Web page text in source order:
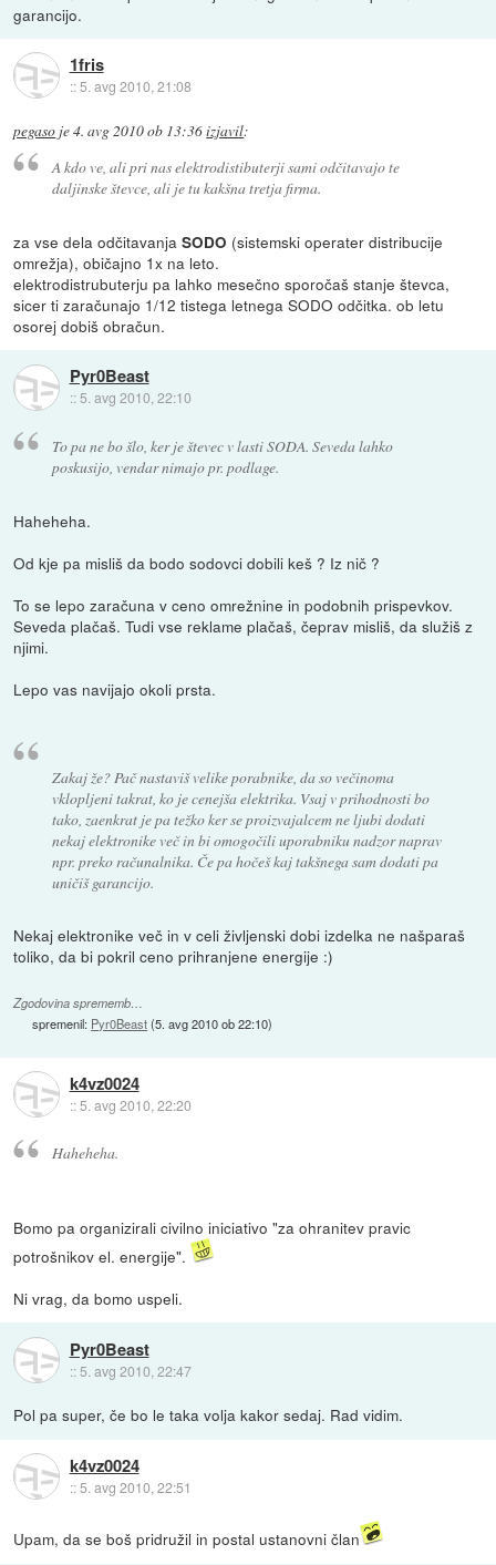
garancijo.
1fris
::5. avg 2010, 21:08
pegaso je4. avg 2010 ob 13:36izjavil:
A kdo ve, ali pri nas elektrodistibuterji sami odčitavajo te
daljinske števce, ali je tu kakšna tretja firma.
za vse dela odčitavanjaSODO (sistemski operater distribucije
omrežja), običajno 1x na leto.
elektrodistrubuterju pa lahko mesečno sporočaš stanje števca,
sicer ti zaračunajo 1/12 tistega letnega SODO odčitka. ob letu
osorej dobiš obračun.
Pyr0Beast
:: 5. avg 2010, 22:10
To pa ne bo šlo, ker je števec v lasti SODA. Seveda lahko
poskusijo, vendar nimajo pr. podlage.
Haheheha.
Od kje pa misliš da bodo sodovci dobili keš ? Iz nič ?
To se lepo zaračuna v ceno omrežnine in podobnih prispevkov.
Seveda plačaš. Tudi vse reklame plačaš, čeprav misliš, da služiš z
njimi.
Lepo vas navijajo okoli prsta.
Zakaj že? Pač nastaviš velike porabnike, da so večinoma
vklopljeni takrat, ko je cenejša elektrika. Vsaj v prihodnosti bo
tako, zaenkrat je pa težko ker se proizvajalcem ne ljubi dodati
nekaj elektronike več in bi omogočili uporabniku nadzor naprav
npr. preko računalnika. Če pa hočeš kaj takšnega sam dodati pa
uničiš garancijo.
Nekaj elektronike več in v celi življenski dobi izdelka ne našparaš
toliko, da bi pokril ceno prihranjene energije :)
Zgodovina sprememb…
spremenil: Pyr0Beast(5. avg 2010 ob 22:10)
k4vz0024
::5. avg 2010, 22:20
Haheheha.
Bomo pa organizirali civilno iniciativo "za ohranitev pravic
potrošnikov el. energije".
Ni vrag, da bomo uspeli.
Pyr0Beast
:: 5. avg 2010, 22:47
Pol pa super, če bo le taka volja kakor sedaj. Rad vidim.
k4vz0024
::5. avg 2010, 22:51
Upam, da se boš pridružil in postal ustanovni član